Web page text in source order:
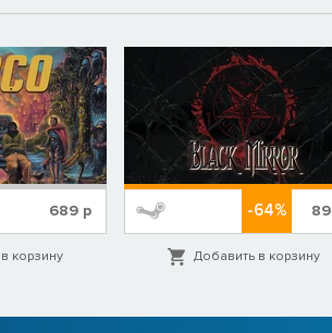
689 р
корзину
-64% 89
Добавить в корзину